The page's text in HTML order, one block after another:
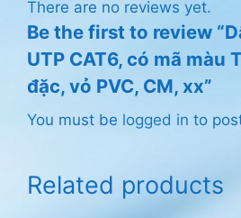
There are no reviews yet.
Be the first to review
UTP CAT6, có mã màu
đặc, vỏ PVC, CM, xx”
You must be logged in to
Related products